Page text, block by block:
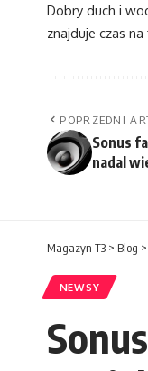
Dobry duch i
znajduje czas
POPRZEDNI
Sonus
nadal
Magazyn T3 > Blog >
NEWSY